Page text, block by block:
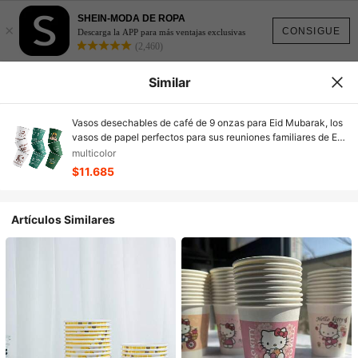
CONSIGUE
×
SHEIN-MODA DE ROPA
Descarga la APP para más ventajas exclusivas
(2,460)
Similar
Vasos desechables de café de 9 onzas para Eid Mubarak, los
vasos de papel perfectos para sus reuniones familiares de Eid
y Ramadán, vasos para bebidas calientes y frías a granel para
suministros y decoraciones de fiestas islámicas de Eid
Mubarak, distribuciones de Eid, regalos de Eid (verde, blanco)
multicolor
$11.685
Artículos Similares